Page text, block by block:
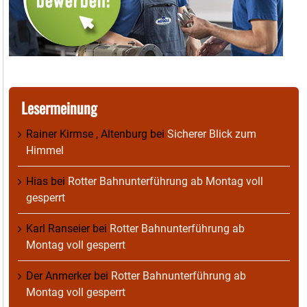
Lesermeinung
Rainer Kirmse , Altenburg bei Sicherer Blick zum
Himmel
Hias bei Rotter Bahnunterführung ab Montag voll
gesperrt
Karl Ranseierbei Rotter Bahnunterführung ab
Montag voll gesperrt
Der Anmerkerbei Rotter Bahnunterführung ab
Montag voll gesperrt